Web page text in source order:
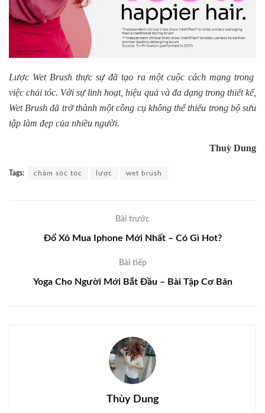
Lược Wet Brush thực sự đã tạo ra một cuộc cách mạng trong
việc chải tóc. Với sự linh hoạt, hiệu quả và đa dạng trong thiết kế,
Wet Brush đã trở thành một công cụ không thể thiếu trong bộ sưu
tập làm đẹp của nhiều người.
Thuỳ Dung
Tags: chăm sóc tóc lược wet brush
Bài trước
Đổ Xô Mua Iphone Mới Nhất – Có Gì Hot?
Bài tiếp
Yoga Cho Người Mới Bắt Đầu – Bài Tập Cơ Bản
Thùy Dung